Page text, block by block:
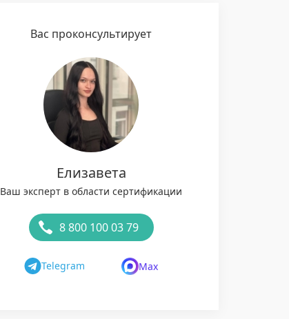
Вас проконсультирует
Елизавета
Ваш эксперт в области сертификации
8 800 100 03 79
Telegram Max